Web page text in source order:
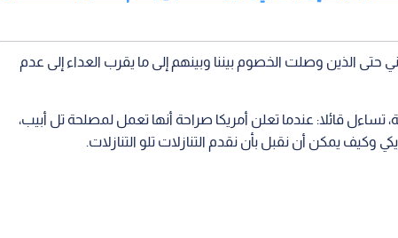
الذين وصلت الخصوم بيننا وبينهم إلى ما يقرب العداء إلى عدم
تساءل قائلا: عندما تعلن أمريكا صراحة أنها تعمل لمصلحة تل أبيب،
وكيف يمكن أن نقبل بأن نقدم التنازلات تلو التنازلات.